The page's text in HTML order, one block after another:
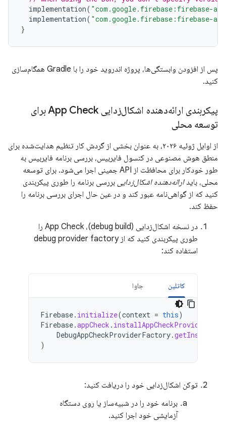
implementation( "com.google.firebase:firebase-ai"
implementation( "com.google.firebase:firebase-
}
پس از افزودن وابستگی‌ها، پروژه اندروید خود را با Gradle همگام‌سازی
کنید.
پیکربندی ارائه‌دهنده اشکال‌زدایی App Check برای
توسعه محلی
از اوایل ژوئیه ۲۰۲۶، به عنوان بخشی از گردش کار تنظیم هدایت‌شده برای
منطق هوش مصنوعی در کنسول فایربیس، بررسی برنامه فایربیس به
طور خودکار برای محافظت از API جمینی اجرا می‌شود. برای توسعه
محلی، بایدارائه‌دهنده اشکال‌زدایی بررسی برنامه را طوری پیکربندی
کنید که از گواهی‌نامه عبور کند و در عین حال اجرای بررسی برنامه را
حفظ کند.
در نسخه اشکال‌زدایی (debug build)، App Check را
طوری پیکربندی کنید که از debug provider factory
استفاده کند:
کاتلین جاوا
Firebase. initialize(context = this)
Firebase.appCheck .
DebugAppCheckProviderFactory.getInstance
)
توکن اشکال‌زدایی خود را دریافت کنید:
برنامه خود را در شبیه‌ساز یا روی دستگاه
آزمایشی خود اجرا کنید.